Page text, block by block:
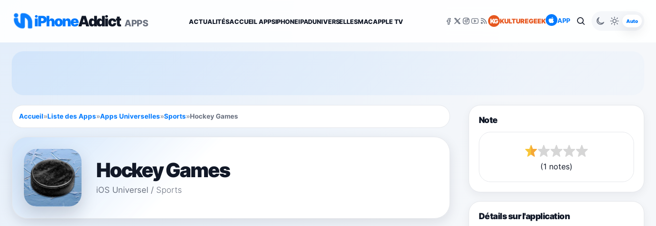
iPhoneAddict APPS ACTUALITÉSACCUEIL APPSIPHONEIPADUNIVERSELLESMACAPPLE TV KG KULTUREGEEK APP Auto
Accueil»Liste des Apps»Apps Universelles»Sports»Hockey Games
Hockey Games
iOS Universel / Sports
Note
(1 notes)
Détails sur l'application